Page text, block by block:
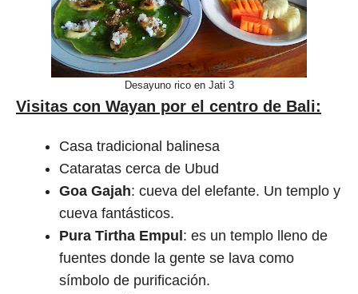
Desayuno rico en Jati 3
Visitas con Wayan por el centro de Bali:
Casa tradicional balinesa
Cataratas cerca de Ubud
Goa Gajah: cueva del elefante. Un templo y
cueva fantásticos.
Pura Tirtha Empul : es un templo lleno de
fuentes donde la gente se lava como
símbolo de purificación.